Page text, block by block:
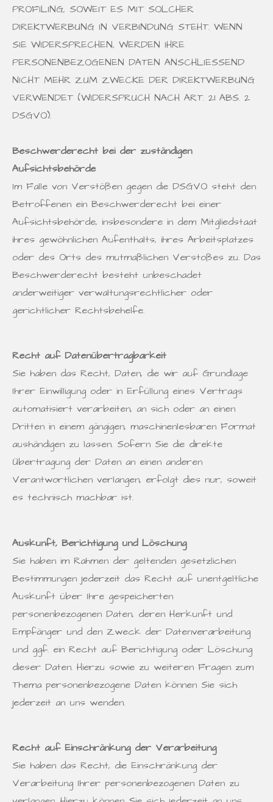
PROFILING, SOWEIT ES MIT SOLCHER
DIREKTWERBUNG IN VERBINDUNG STEHT. WENN
SIE WIDERSPRECHEN, WERDEN IHRE
PERSONENBEZOGENEN DATEN ANSCHLIESSEND
NICHT MEHR ZUM ZWECKE DER DIREKTWERBUNG
VERWENDET (WIDERSPRUCH NACH ART. 21 ABS. 2
DSGVO).
Beschwerderecht bei der zuständigen
Aufsichtsbehörde
Im Falle von Verstößen gegen die DSGVO steht den
Betroffenen ein Beschwerderecht bei einer
Aufsichtsbehörde, insbesondere in dem Mitgliedstaat
ihres gewöhnlichen Aufenthalts, ihres Arbeitsplatzes
oder des Orts des mutmaßlichen Verstoßes zu. Das
Beschwerderecht besteht unbeschadet
anderweitiger verwaltungsrechtlicher oder
gerichtlicher Rechtsbehelfe.
Recht auf Datenübertragbarkeit
Sie haben das Recht, Daten, die wir auf Grundlage
Ihrer Einwilligung oder in Erfüllung eines Vertrags
automatisiert verarbeiten, an sich oder an einen
Dritten in einem gängigen, maschinenlesbaren Format
aushändigen zu lassen. Sofern Sie die direkte
Übertragung der Daten an einen anderen
Verantwortlichen verlangen, erfolgt dies nur, soweit
es technisch machbar ist.
Auskunft, Berichtigung und Löschung
Sie haben im Rahmen der geltenden gesetzlichen
Bestimmungen jederzeit das Recht auf unentgeltliche
Auskunft über Ihre gespeicherten
personenbezogenen Daten, deren Herkunft und
Empfänger und den Zweck der Datenverarbeitung
und ggf. ein Recht auf Berichtigung oder Löschung
dieser Daten. Hierzu sowie zu weiteren Fragen zum
Thema personenbezogene Daten können Sie sich
jederzeit an uns wenden.
Recht auf Einschränkung der Verarbeitung
Sie haben das Recht, die Einschränkung der
Verarbeitung Ihrer personenbezogenen Daten zu